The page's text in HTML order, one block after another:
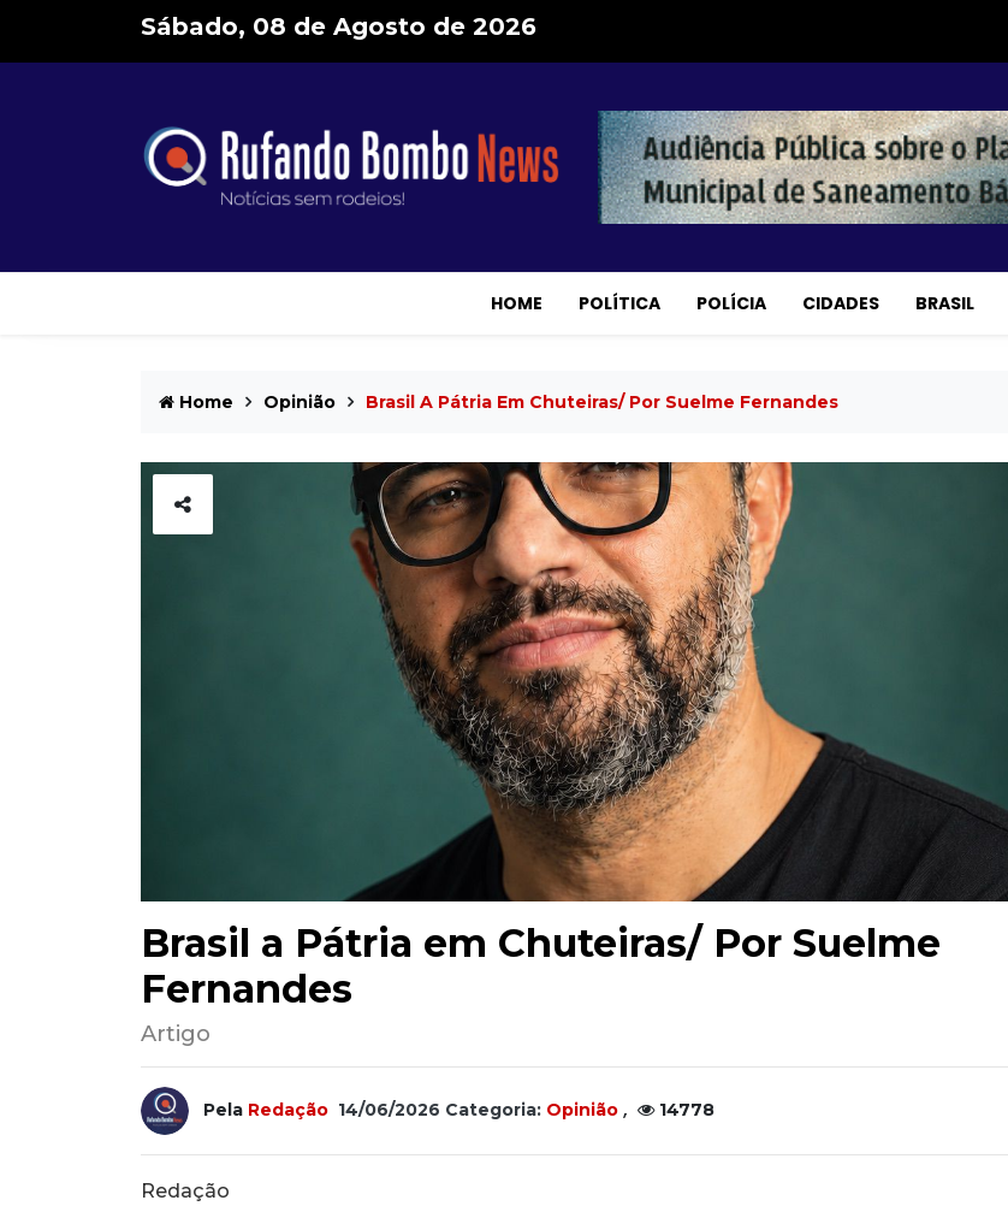
Sábado, 08 de Agosto de 2026
HOME POLÍTICA POLÍCIA CIDADES BRASIL
Home Opinião Brasil A Pátria Em Chuteiras/ Por Suelme Fernandes
Brasil a Pátria em Chuteiras/ Por Suelme
Fernandes
Artigo
Pela Redação 14/06/2026 Categoria: Opinião , 14778
Redação